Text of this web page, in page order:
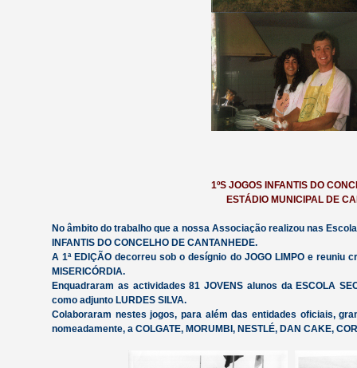
1ºS JOGOS INFANTIS DO
ESTÁDIO MUNICIPAL DE
No âmbito do trabalho que a nossa Associação realizou nas
INFANTIS DO CONCELHO DE CANTANHEDE.
A 1ª EDIÇÃO decorreu sob o desígnio do JOGO LIMPO e reuniu
MISERICÓRDIA.
Enquadraram as actividades 81 JOVENS alunos da ESCOLA
como adjunto LURDES SILVA.
Colaboraram nestes jogos, para além das entidades oficiais,
nomeadamente, a COLGATE, MORUMBI, NESTLÉ, DAN CAKE,